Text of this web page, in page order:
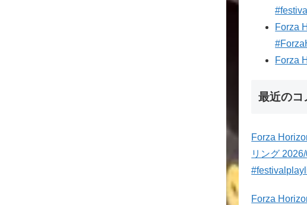
Forza
Forza
最近のコ
Forza
リング
Forza